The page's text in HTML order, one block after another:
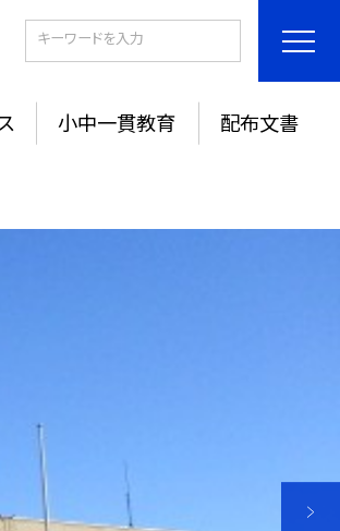
小中一貫教育 配布文書